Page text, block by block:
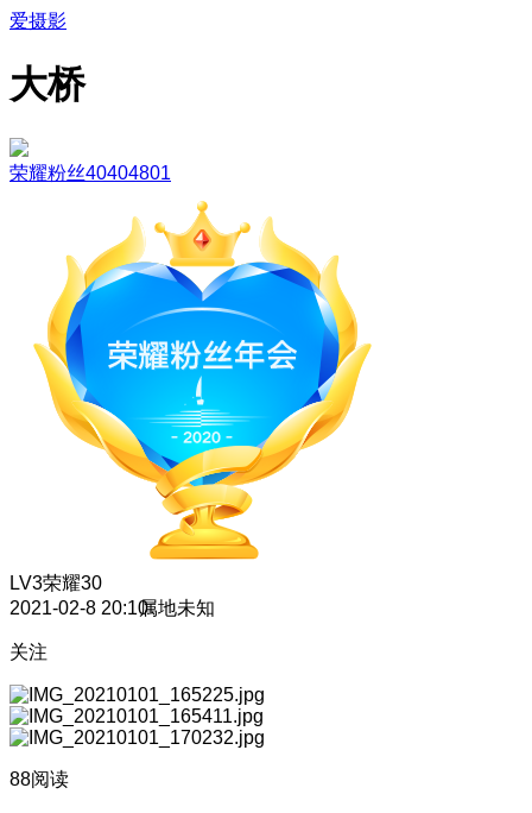
爱摄影
大桥
荣耀粉丝40404801
LV3荣耀30
2021-02-8 20:10属地未知
关注
88阅读